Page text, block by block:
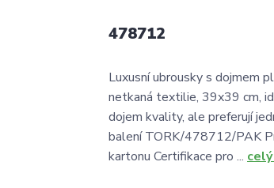
478712
Luxusní ubrousky s dojmem
netkaná textilie, 39x39 cm,
dojem kvality, ale preferují
balení TORK/478712/PAK
kartonu Certifikace pro ...